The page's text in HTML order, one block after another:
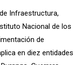
Infraestructura,
Nacional de los
de
en diez entidades